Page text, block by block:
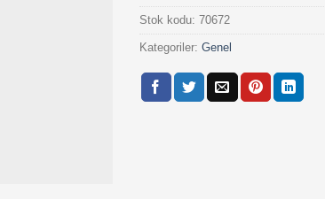
Stok kodu: 70672
Kategoriler: Genel